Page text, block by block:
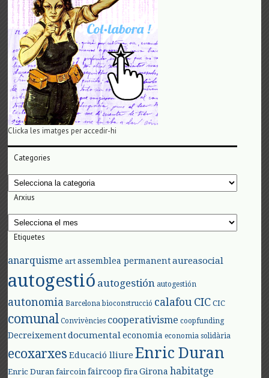
Clicka les imatges per accedir-hi
Categories
Categories
Arxius
Arxius
Etiquetes
anarquisme art assemblea permanent aureasocial
autogestió autogestión autogestión
autonomia Barcelona bioconstrucció calafouCIC CIC
comunal Convivències cooperativisme coopfunding
Decreixement documental economia economia solidària
ecoxarxes Educació lliure Enric Duran
Enric Duran faircoin faircoop fira Girona habitatge